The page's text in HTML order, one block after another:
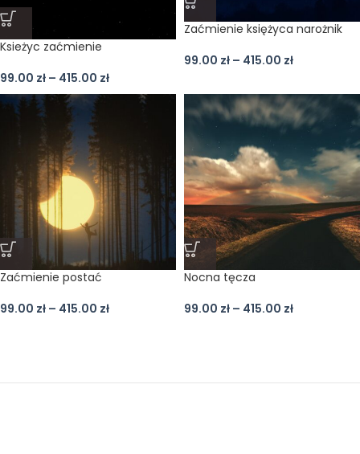
Ksieżyc zaćmienie
99.00 zł – 415.00 zł
Zaćmienie księżyca narożnik
99.00 zł – 415.00 zł
Zaćmienie postać
99.00 zł – 415.00 zł
Nocna tęcza
99.00 zł – 415.00 zł